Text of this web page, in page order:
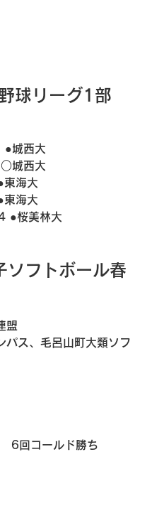
球リーグ1部
城西大
城西大
海大
海大
●桜美林大
フトボール春
盟
パス、毛呂山町大類ソフ
6回コールド勝ち